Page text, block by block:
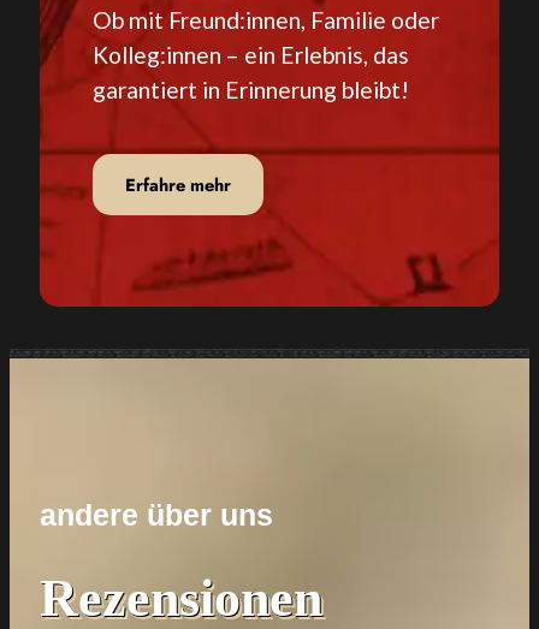
Ob mit Freund:innen, Familie oder
Kolleg:innen – ein Erlebnis, das
garantiert in Erinnerung bleibt!
Erfahre mehr
andere über uns
Rezensionen